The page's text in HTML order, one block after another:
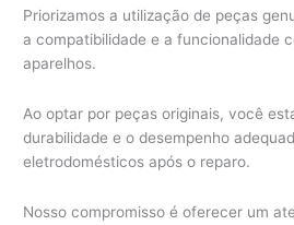
Priorizamos a utilização de peças
a compatibilidade e a funcionalidade
aparelhos.
Ao optar por peças originais, você
durabilidade e o desempenho
eletrodomésticos após o reparo.
Nosso compromisso é oferecer um